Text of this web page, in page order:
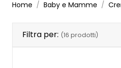
Home Baby e Mamme
Filtra per: (16 prodotti)